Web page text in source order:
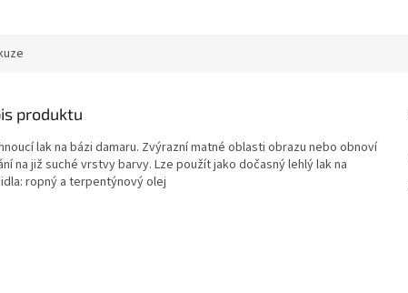
produktu
lak na bázi damaru. Zvýrazní matné oblasti obrazu nebo obnoví
na již suché vrstvy barvy. Lze použít jako dočasný lehlý lak na
ropný a terpentýnový olej